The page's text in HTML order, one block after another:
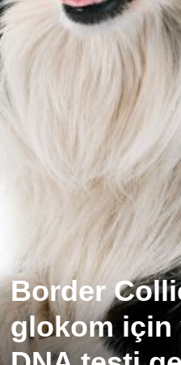
Border
glokom için